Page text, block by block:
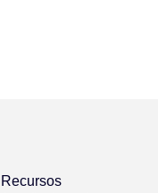
Recursos